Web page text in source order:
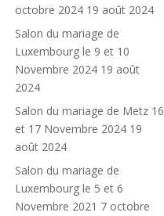
octobre 2024 19 août 2024
Salon du mariage de
Luxembourg le 9 et 10
Novembre 2024 19 août
2024
Salon du mariage de Metz 16
et 17 Novembre 2024 19
août 2024
Salon du mariage de
Luxembourg le 5 et 6
Novembre 2021 7 octobre